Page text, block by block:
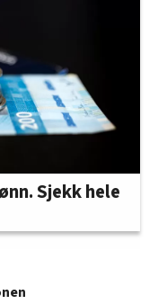
Sjekk hele